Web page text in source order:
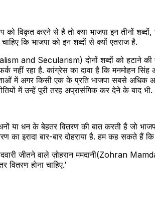
विकृत करने से है तो क्या भाजपा इन तीनों शब्दों,
कि भाजपा को इन शब्दों से क्यों एतराज है.
and Secularism) दोनों शब्दों को हटाने की
रहा है. कांग्रेस का दावा है कि मनमोहन सिंह
में अगर किसी एक के प्रति भाजपा सबसे अधिक
में उन्हें पूरी तरह अप्रासंगिक कर देने के बाद भी.
या धन के बेहतर वितरण की बात करती है जो
का इरादा बार-बार दोहराया है. हम कह सकते हैं
जीतने वाले ज़ोहरान ममदानी(Zohran
होना चाहिए.’